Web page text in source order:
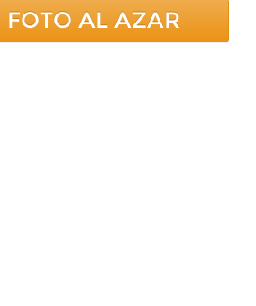
FOTO AL AZAR